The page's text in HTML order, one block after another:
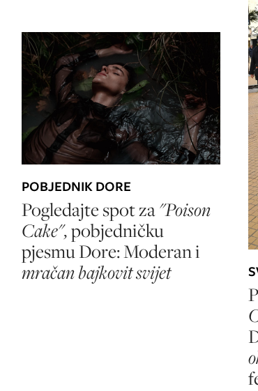
POBJEDNIK DORE
Pogledajte spot za"Poison
Cake",pobjedničku
pjesmu Dore: Moderan i
mračan bajkovit svijet